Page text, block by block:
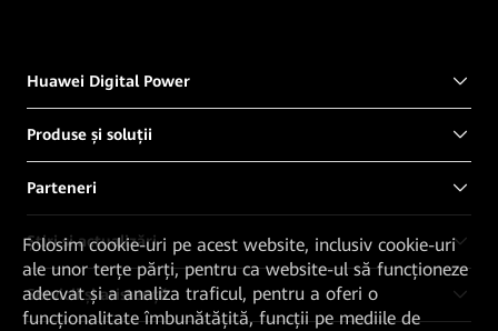
Huawei Digital Power
Produse și soluții
Parteneri
Știri și actualizări
Servicii și asistență
Folosim cookie-uri pe acest website, inclusiv cookie-uri
ale unor terțe părți, pentru ca website-ul să funcționeze
adecvat și a analiza traficul, pentru a oferi o
funcționalitate îmbunătățită, funcții pe mediile de